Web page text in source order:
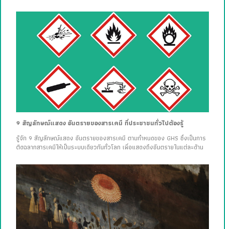
9 สัญลักษณ์แสดง อันตรายของสารเคมี ที่ประชาชนทั่วไปต้องรู้
รู้จัก 9 สัญลักษณ์แสดง อันตรายของสารเคมี ตามกำหนดของ GHS ซึ่งเป็นการ
ติดฉลากสารเคมีให้เป็นระบบเดียวกันทั่วโลก เพื่อแสดงถึงอันตรายในแต่ละด้าน